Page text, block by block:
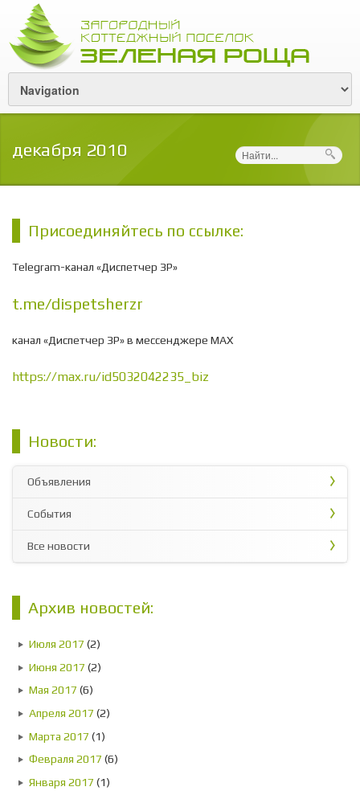
декабря 2010 Поиск
Присоединяйтесь по ссылке:
Telegram-канал «Диспетчер ЗР»
t.me/dispetsherzr
канал «Диспетчер ЗР» в мессенджере МАХ
https://max.ru/id5032042235_biz
Новости:
Объявления
События
Все новости
Архив новостей:
Июля 2017 (2)
Июня 2017 (2)
Мая 2017 (6)
Апреля 2017 (2)
Марта 2017 (1)
Февраля 2017 (6)
Января 2017 (1)